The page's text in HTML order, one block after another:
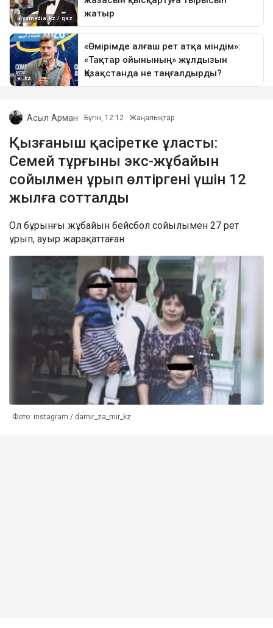
Асыл Арман Бүгін, 12:12 Жаңалықтар
Қызғаныш қасіретке ұласты:
Семей тұрғыны экс-жұбайын
сойылмен ұрып өлтіргені үшін 12
жылға сотталды
Ол бұрынғы жұбайын бейсбол сойылымен 27 рет
ұрып, ауыр жарақаттаған
Фото: instagram / damir_za_mir_kz